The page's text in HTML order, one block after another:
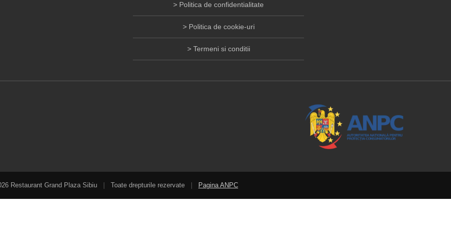
Politica de confidentialitate
Politica de cookie-uri
Termeni si conditii
Restaurant Grand Plaza Sibiu Toate drepturile rezervate Pagina ANPC